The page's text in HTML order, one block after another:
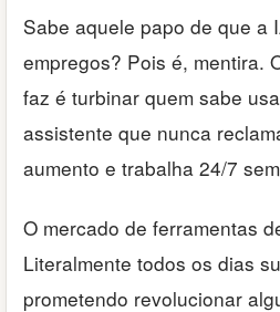
Sabe aquele papo de que a
empregos? Pois é, mentira.
faz é turbinar quem sabe
assistente que nunca
aumento e trabalha 24/7
O mercado de ferramentas
Literalmente todos os dias
prometendo revolucionar